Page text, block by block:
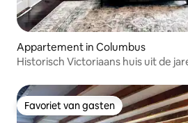
Appartement in Columbus
Historisch Victoriaans huis uit de
Favoriet van gasten
Favoriet van gasten